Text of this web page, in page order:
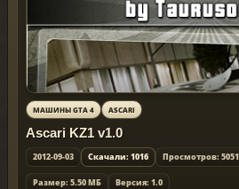
МАШИНЫ GTA 4 ASCARI
Ascari KZ1 v1.0
2012-09-03 Скачали: 1016 Просмотров: 5051
Размер: 5.50 МБ Версия: 1.0